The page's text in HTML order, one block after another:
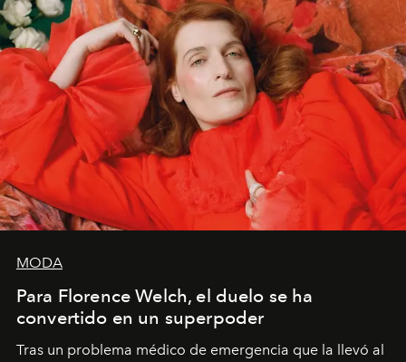
MODA
Para Florence Welch, el duelo se ha
convertido en un superpoder
Tras un problema médico de emergencia que la llevó al